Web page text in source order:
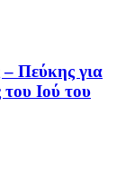
Πεύκης για
Ιού του